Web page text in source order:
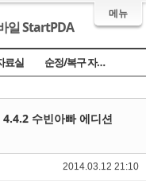
메뉴
일 StartPDA
료실
순정/복구 자료실
2014.03.12 21:10
수빈아빠 에디션
북5
북5
북5
북5